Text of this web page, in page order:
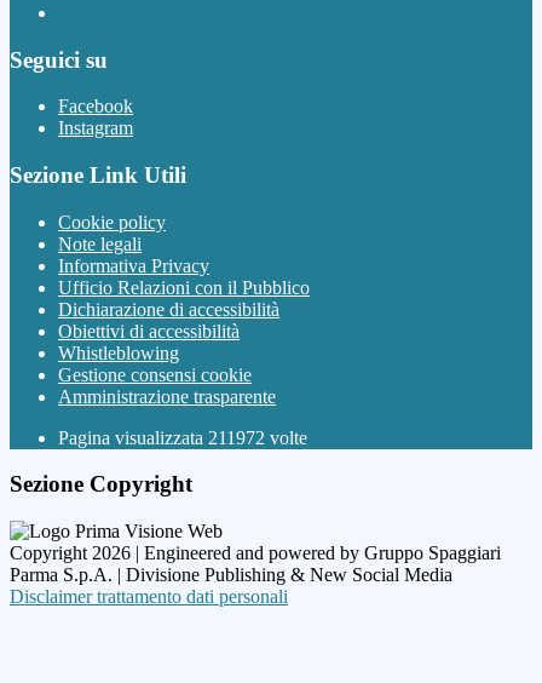
Seguici su
Facebook
Instagram
Sezione Link Utili
Cookie policy
Note legali
Informativa Privacy
Ufficio Relazioni con il Pubblico
Dichiarazione di accessibilità
Obiettivi di accessibilità
Whistleblowing
Gestione consensi cookie
Amministrazione trasparente
Pagina visualizzata 211972 volte
Sezione Copyright
Copyright 2026 | Engineered and powered by Gruppo Spaggiari
Parma S.p.A. | Divisione Publishing & New Social Media
Disclaimer trattamento dati personali